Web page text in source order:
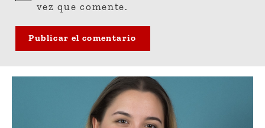
vez que comente.
Publicar el comentario